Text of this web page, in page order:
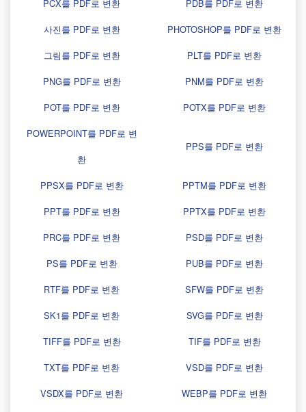
PCX를 PDF로 변환
PDB를 PDF로 변환
사진를 PDF로 변환
PHOTOSHOP를 PDF로 변환
그림를 PDF로 변환
PLT를 PDF로 변환
PNG를 PDF로 변환
PNM를 PDF로 변환
POT를 PDF로 변환
POTX를 PDF로 변환
POWERPOINT를 PDF로 변
환
PPS를 PDF로 변환
PPSX를 PDF로 변환
PPTM를 PDF로 변환
PPT를 PDF로 변환
PPTX를 PDF로 변환
PRC를 PDF로 변환
PSD를 PDF로 변환
PS를 PDF로 변환
PUB를 PDF로 변환
RTF를 PDF로 변환
SFW를 PDF로 변환
SK1를 PDF로 변환
SVG를 PDF로 변환
TIFF를 PDF로 변환
TIF를 PDF로 변환
TXT를 PDF로 변환
VSD를 PDF로 변환
VSDX를 PDF로 변환
WEBP를 PDF로 변환